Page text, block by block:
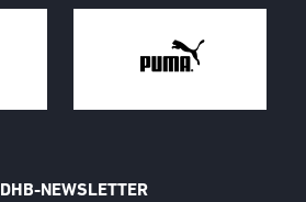
DHB-NEWSLETTER